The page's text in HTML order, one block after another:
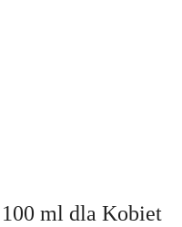
ml dla Kobiet